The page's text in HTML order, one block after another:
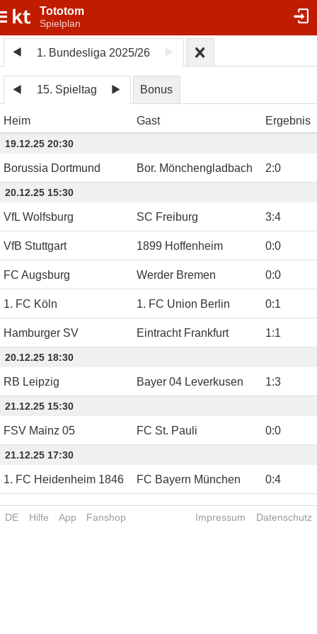
Tototom
Spielplan
1. Bundesliga 2025/26
15. Spieltag Bonus
Heim Gast Ergebnis
19.12.25 20:30
Borussia Dortmund Bor. Mönchengladbach 2:0
20.12.25 15:30
VfL Wolfsburg SC Freiburg 3:4
VfB Stuttgart 1899 Hoffenheim 0:0
FC Augsburg Werder Bremen 0:0
1. FC Köln 1. FC Union Berlin 0:1
Hamburger SV Eintracht Frankfurt 1:1
20.12.25 18:30
RB Leipzig Bayer 04 Leverkusen 1:3
21.12.25 15:30
FSV Mainz 05 FC St. Pauli 0:0
21.12.25 17:30
1. FC Heidenheim 1846 FC Bayern München 0:4
DE Hilfe App Fanshop Impressum Datenschutz